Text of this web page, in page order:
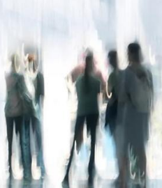
för Vad händer i projektet?
för Om oss